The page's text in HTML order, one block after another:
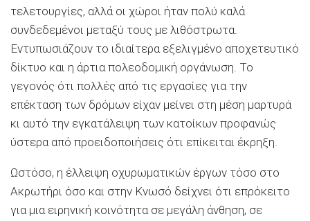
τελετουργίες, αλλά οι χώροι ήταν πολύ καλά
συνδεδεμένοι μεταξύ τους με λιθόστρωτα.
Εντυπωσιάζουν το ιδιαίτερα εξελιγμένο αποχετευτικό
δίκτυο και η άρτια πολεοδομική οργάνωση. Το
γεγονός ότι πολλές από τις εργασίες για την
επέκταση των δρόμων είχαν μείνει στη μέση μαρτυρά
κι αυτό την εγκατάλειψη των κατοίκων προφανώς
ύστερα από προειδοποιήσεις ότι επίκειται έκρηξη.
Ωστόσο, η έλλειψη οχυρωματικών έργων τόσο στο
Ακρωτήρι όσο και στην Κνωσό δείχνει ότι επρόκειτο
για μια ειρηνική κοινότητα σε μεγάλη άνθηση, σε